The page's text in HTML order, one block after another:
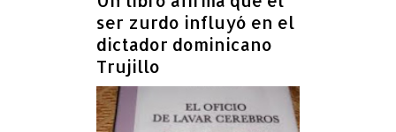
ser zurdo influyó en el
dictador dominicano
Trujillo